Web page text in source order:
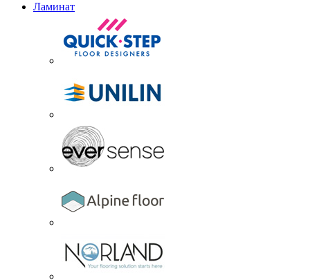
Ламинат